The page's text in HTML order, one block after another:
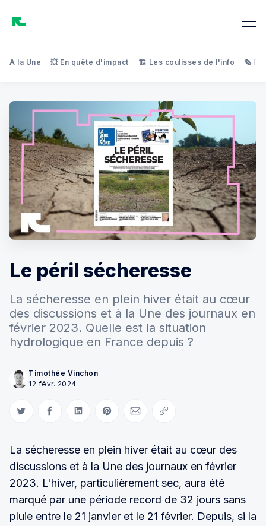
À la Une 💥 En quête d'impact 🏗️ Les coulisses de l'info 🗞️
Le péril sécheresse
La sécheresse en plein hiver était au cœur
des discussions et à la Une des journaux en
février 2023. Quelle est la situation
hydrologique en France depuis ?
Timothée Vinchon
12 févr. 2024
Partager sur Twitter
Partager sur Facebook
Partager sur LinkedIn
Partager sur Pinterest
Partager par Courriel
Copier le lien
La sécheresse en plein hiver était au cœur des
discussions et à la Une des journaux en février
2023. L'hiver, particulièrement sec, aura été
marqué par une période record de 32 jours sans
pluie entre le 21 janvier et le 21 février. Depuis, si la